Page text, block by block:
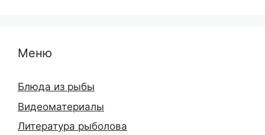
Меню
Блюда из рыбы
Видеоматериалы
Литература рыболова